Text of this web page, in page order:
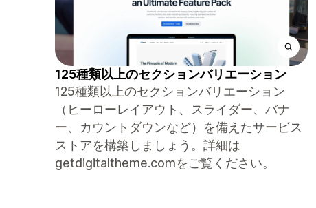
125種類以上のセクションバリエーション
125種類以上のセクションバリエーション
（ヒーローレイアウト、スライダー、バナ
ー、カウントダウンなど）を備えたサービス
ストアを構築しましょう。詳細は
getdigitaltheme.comをご覧ください。